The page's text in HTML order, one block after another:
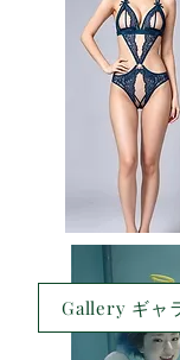
Gallery ギャ